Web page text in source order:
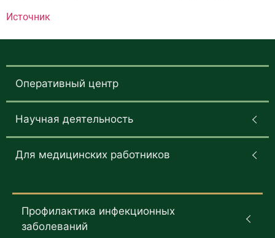
Источник
Оперативный центр
Научная деятельность
Для медицинских работников
Профилактика инфекционных
заболеваний